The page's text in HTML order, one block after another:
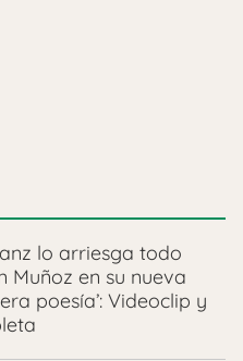
lo arriesga todo
Muñoz en su nueva
poesía’: Videoclip y